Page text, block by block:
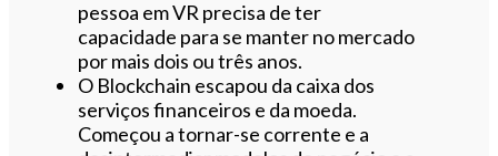
pessoa em VR precisa de ter
capacidade para se manter no mercado
por mais dois ou três anos.
O Blockchain escapou da caixa dos
serviços financeiros e da moeda.
Começou a tornar-se corrente e a